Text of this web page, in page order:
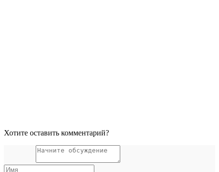
Хотите оставить комментарий?